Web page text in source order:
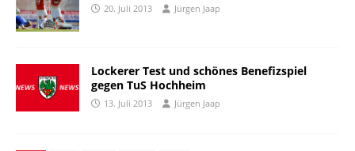
20. Juli 2013 Jürgen Jaap
Lockerer Test und schönes Benefizspiel
gegen TuS Hochheim
13. Juli 2013 Jürgen Jaap